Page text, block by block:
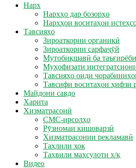
Нарх
Нархҳо дар бозорҳо
Нархҳои воситаҳои
Тавсияҳо
Зироаткории органикӣ
Зироаткории сарфаҷӯй
Мутобиқшавӣ ба
Муҳофизати
Тавсияҳо оиди
Тавсифи воситаҳои ҳифзи
Майдони савдо
Харита
Хизматрасонӣ
СМС-ирсолҳо
Рӯзномаи кишоварзӣ
Хизматрасонии рекламавӣ
Таҳлили хок
Таҳвили маҳсулоти х/қ
Видео